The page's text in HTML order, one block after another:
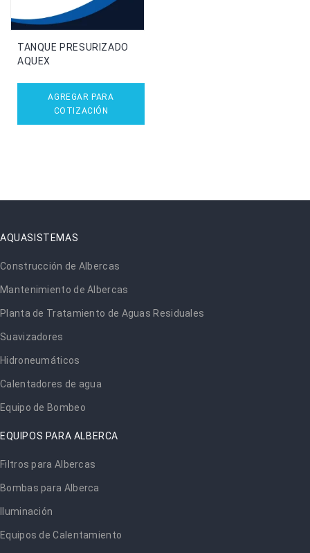
TANQUE PRESURIZADO
AQUEX
AGREGAR PARA
COTIZACIÓN
AQUASISTEMAS
Construcción de Albercas
Mantenimiento de Albercas
Planta de Tratamiento de Aguas Residuales
Suavizadores
Hidroneumáticos
Calentadores de agua
Equipo de Bombeo
EQUIPOS PARA ALBERCA
Filtros para Albercas
Bombas para Alberca
Iluminación
Equipos de Calentamiento